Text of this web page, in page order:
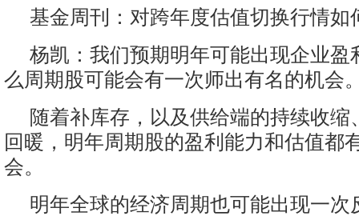
基金周刊：对跨年度估值切换行情如
杨凯：我们预期明年可能出现企业盈
么周期股可能会有一次师出有名的机会
随着补库存，以及供给端的持续收缩
回暖，明年周期股的盈利能力和估值都
会。
明年全球的经济周期也可能出现一次